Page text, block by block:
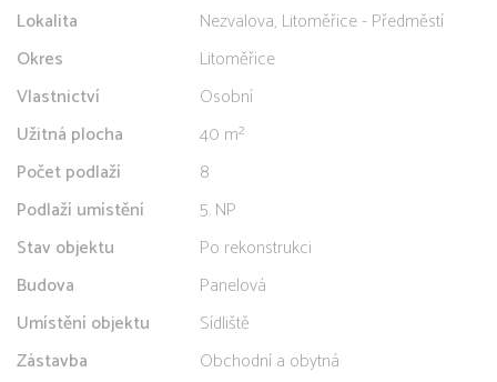
Lokalita
Nezvalova, Litoměřice - Předměstí
Okres
Litoměřice
Vlastnictví
Osobní
Užitná plocha
40 m²
Počet podlaží
8
Podlaží umístění
5. NP
Stav objektu
Po rekonstrukci
Budova
Panelová
Umístění objektu
Sídliště
Zástavba
Obchodní a obytná